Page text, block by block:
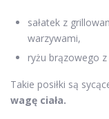
sałatek z
warzywami,
ryżu brązowego
Takie posiłki są
wagę ciała.